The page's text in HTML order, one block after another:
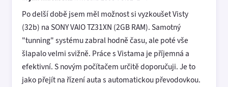
Po delší době jsem měl možnost si vyzkoušet Visty
(32b) na SONY VAIO TZ31XN (2GB RAM). Samotný
"tunning" systému zabral hodně času, ale poté vše
šlapalo velmi svižně. Práce s Vistama je příjemná a
efektivní. S novým počítačem určitě doporučuji. Je to
jako přejít na řízení auta s automatickou převodovkou.